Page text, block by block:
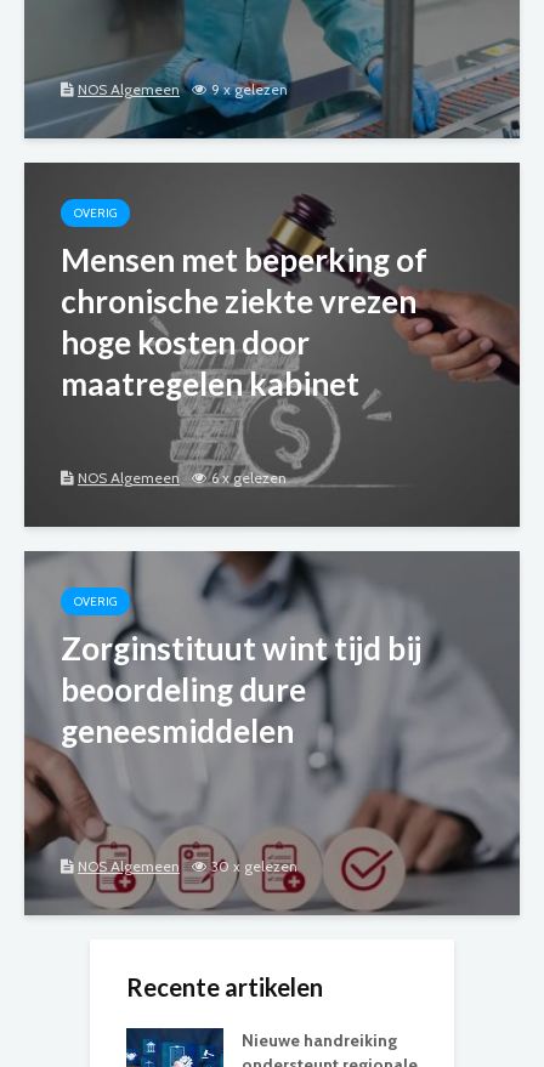
NOS Algemeen 9 x gelezen
OVERIG
Mensen met beperking of
chronische ziekte vrezen
hoge kosten door
maatregelen kabinet
NOS Algemeen 6 x gelezen
OVERIG
Zorginstituut wint tijd bij
beoordeling dure
geneesmiddelen
NOS Algemeen 30 x gelezen
Recente artikelen
Nieuwe handreiking